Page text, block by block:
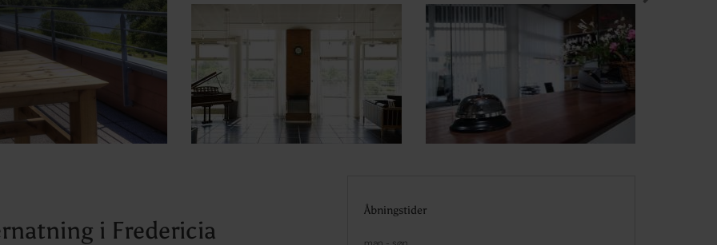
i Fredericia
Åbningstider
man - søn